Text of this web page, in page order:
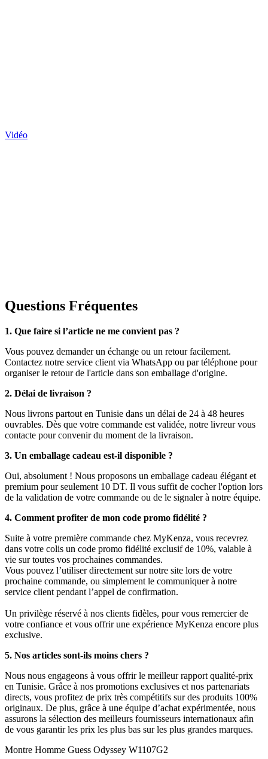
Vidéo
Questions Fréquentes
1. Que faire si l’article ne me convient pas ?
Vous pouvez demander un échange ou un retour facilement.
Contactez notre service client via WhatsApp ou par téléphone pour
organiser le retour de l'article dans son emballage d'origine.
2. Délai de livraison ?
Nous livrons partout en Tunisie dans un délai de 24 à 48 heures
ouvrables. Dès que votre commande est validée, notre livreur vous
contacte pour convenir du moment de la livraison.
3. Un emballage cadeau est-il disponible ?
Oui, absolument ! Nous proposons un emballage cadeau élégant et
premium pour seulement 10 DT. Il vous suffit de cocher l'option lors
de la validation de votre commande ou de le signaler à notre équipe.
4. Comment profiter de mon code promo fidélité ?
Suite à votre première commande chez MyKenza, vous recevrez
dans votre colis un code promo fidélité exclusif de 10%, valable à
vie sur toutes vos prochaines commandes.
Vous pouvez l’utiliser directement sur notre site lors de votre
prochaine commande, ou simplement le communiquer à notre
service client pendant l’appel de confirmation.
Un privilège réservé à nos clients fidèles, pour vous remercier de
votre confiance et vous offrir une expérience MyKenza encore plus
exclusive.
5. Nos articles sont-ils moins chers ?
Nous nous engageons à vous offrir le meilleur rapport qualité-prix
en Tunisie. Grâce à nos promotions exclusives et nos partenariats
directs, vous profitez de prix très compétitifs sur des produits 100%
originaux. De plus, grâce à une équipe d’achat expérimentée, nous
assurons la sélection des meilleurs fournisseurs internationaux afin
de vous garantir les prix les plus bas sur les plus grandes marques.
Montre Homme Guess Odyssey W1107G2